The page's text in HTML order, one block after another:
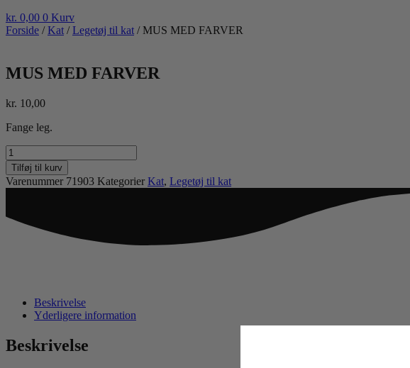
kr. 0,00 0 Kurv
Forside /Kat /Legetøj til kat / MUS MED FARVER
MUS MED FARVER
kr. 10,00
Fange leg.
MUS
MED
FARVER
antal
Tilføj til kurv
Varenummer 71903 Kategorier Kat, Legetøj til kat
Beskrivelse
Yderligere information
Beskrivelse